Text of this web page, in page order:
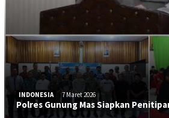
INDONESIA 7 Maret 2026
Polres Gunung Mas Siapkan